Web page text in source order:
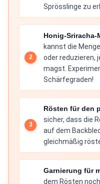
Sprösslinge zu
Honig-
kannst die
oder reduzieren,
magst.
Schärfegraden!
Rösten für den
sicher, dass die
auf dem
gleichmäßig
Garnierung für
dem Rösten